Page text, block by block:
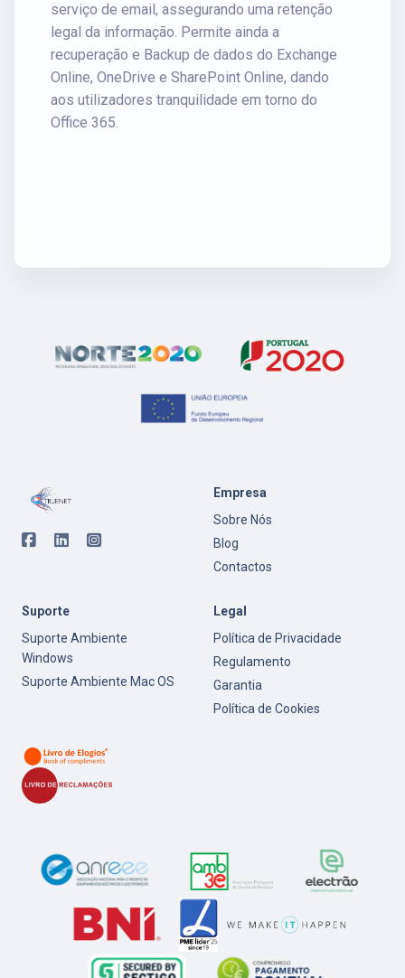
serviço de email, assegurando uma retenção
legal da informação. Permite ainda a
recuperação e Backup de dados do Exchange
Online, OneDrive e SharePoint Online, dando
aos utilizadores tranquilidade em torno do
Office 365.
Empresa
Sobre Nós
Blog
Contactos
Suporte
Suporte Ambiente
Windows
Suporte Ambiente Mac OS
Legal
Política de Privacidade
Regulamento
Garantia
Política de Cookies